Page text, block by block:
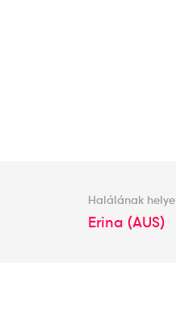
Halálának helye
Erina (AUS)